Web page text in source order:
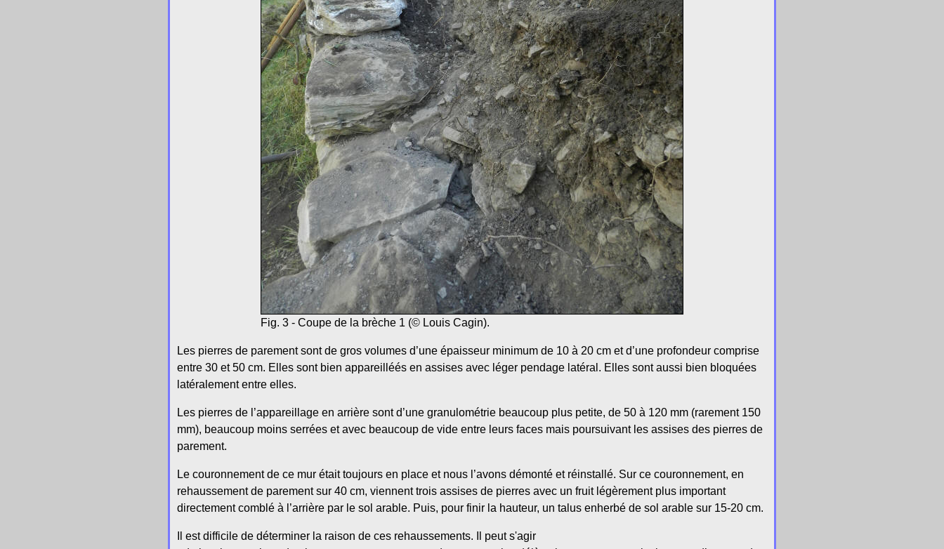
Fig. 3 - Coupe de la brèche 1 (© Louis Cagin).
Les pierres de parement sont de gros volumes d’une épaisseur minimum de 10 à 20 cm et d’une profondeur comprise
entre 30 et 50 cm. Elles sont bien appareilléés en assises avec léger pendage latéral. Elles sont aussi bien bloquées
latéralement entre elles.
Les pierres de l’appareillage en arrière sont d’une granulométrie beaucoup plus petite, de 50 à 120 mm (rarement 150
mm), beaucoup moins serrées et avec beaucoup de vide entre leurs faces mais poursuivant les assises des pierres de
parement.
Le couronnement de ce mur était toujours en place et nous l’avons démonté et réinstallé. Sur ce couronnement, en
rehaussement de parement sur 40 cm, viennent trois assises de pierres avec un fruit légèrement plus important
directement comblé à l’arrière par le sol arable. Puis, pour finir la hauteur, un talus enherbé de sol arable sur 15-20 cm.
Il est difficile de déterminer la raison de ces rehaussements. Il peut s'agir